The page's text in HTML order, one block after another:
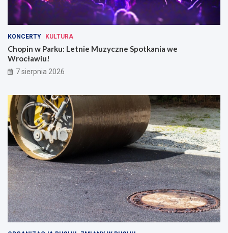
KONCERTY KULTURA
Chopin w Parku: Letnie Muzyczne Spotkania we
Wrocławiu!
7 sierpnia 2026